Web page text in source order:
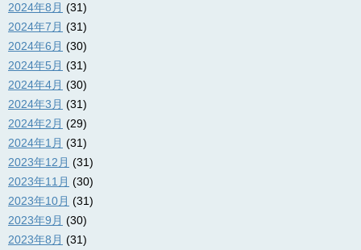
2024年8月 (31)
2024年7月 (31)
2024年6月 (30)
2024年5月 (31)
2024年4月 (30)
2024年3月 (31)
2024年2月 (29)
2024年1月 (31)
2023年12月 (31)
2023年11月 (30)
2023年10月 (31)
2023年9月 (30)
2023年8月 (31)